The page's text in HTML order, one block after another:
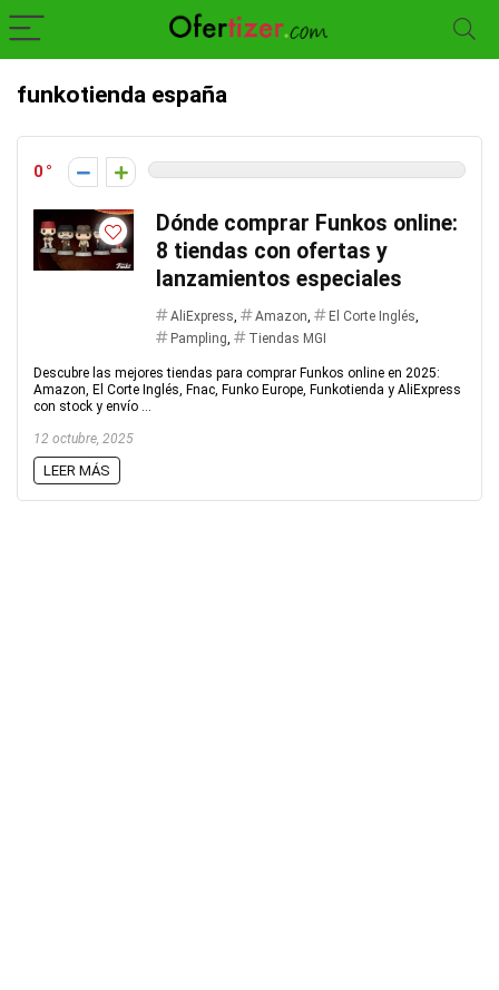
funkotienda españa
0
Dónde comprar Funkos online:
8 tiendas con ofertas y
lanzamientos especiales
AliExpress, Amazon, El Corte Inglés,
Pampling, Tiendas MGI
Descubre las mejores tiendas para comprar Funkos online en 2025:
Amazon, El Corte Inglés, Fnac, Funko Europe, Funkotienda y AliExpress
con stock y envío ...
12 octubre, 2025
LEER MÁS